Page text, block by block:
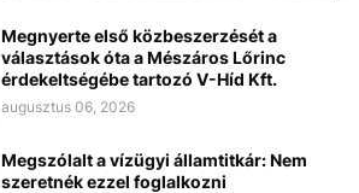
Megnyerte első közbeszerzését a
választások óta a Mészáros Lőrinc
érdekeltségébe tartozó V-Híd Kft.
augusztus 06, 2026
Megszólalt a vízügyi államtitkár: Nem
szeretnék ezzel foglalkozni